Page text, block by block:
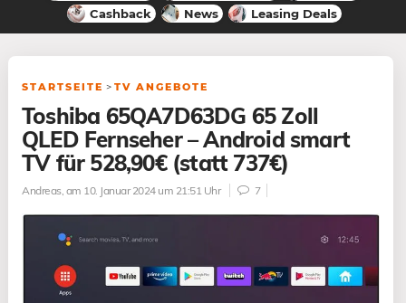
Cashback
News Leasing Deals
STARTSEITE > TV ANGEBOTE
Toshiba 65QA7D63DG 65 Zoll
QLED Fernseher – Android smart
TV für 528,90€ (statt 737€)
Andreas, am 10. Januar 2024 um 21:51 Uhr 7